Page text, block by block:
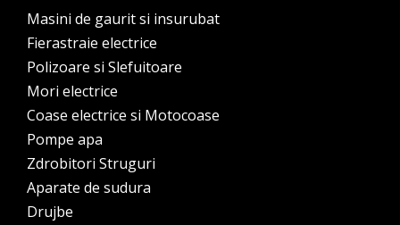
Masini de gaurit si insurubat
Fierastraie electrice
Polizoare si Slefuitoare
Mori electrice
Coase electrice si Motocoase
Pompe apa
Zdrobitori Struguri
Aparate de sudura
Drujbe